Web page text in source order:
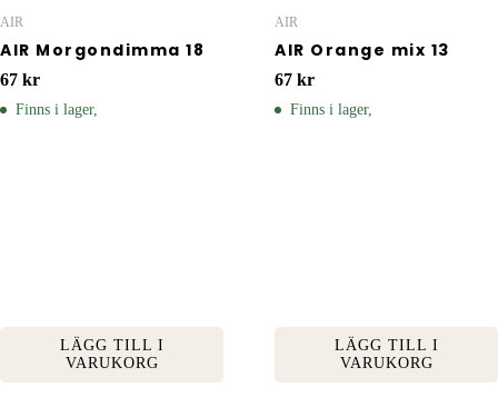
AIR
AIR Morgondimma 18
67 kr
Finns i lager,
LÄGG TILL I
VARUKORG
AIR
AIR Orange mix 13
67 kr
Finns i lager,
LÄGG TILL I
VARUKORG